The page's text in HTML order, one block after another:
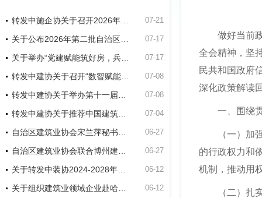
07-21
07-17
07-17
07-08
07-08
07-04
06-27
06-27
06-12
06-12
做好当前政
全会精神，坚
民共和国政府
深化政策解读
一、围绕贯
（一）加强
的行政权力和
机制，推动用
（二）扎实